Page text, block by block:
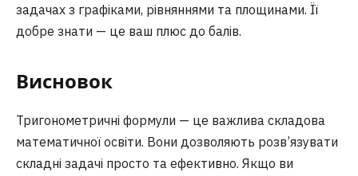
задачах з графіками, рівняннями та площинами. Її
добре знати — це ваш плюс до балів.
Висновок
Тригонометричні формули — це важлива складова
математичної освіти. Вони дозволяють розв’язувати
складні задачі просто та ефективно. Якщо ви